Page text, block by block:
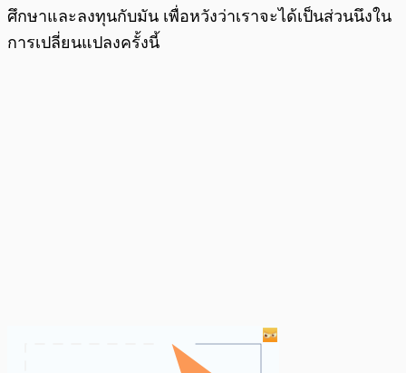
ศึกษาและลงทุนกับมัน เพื่อหวังว่าเราจะได้เป็นส่วนนึงใน
การเปลี่ยนแปลงครั้งนี้